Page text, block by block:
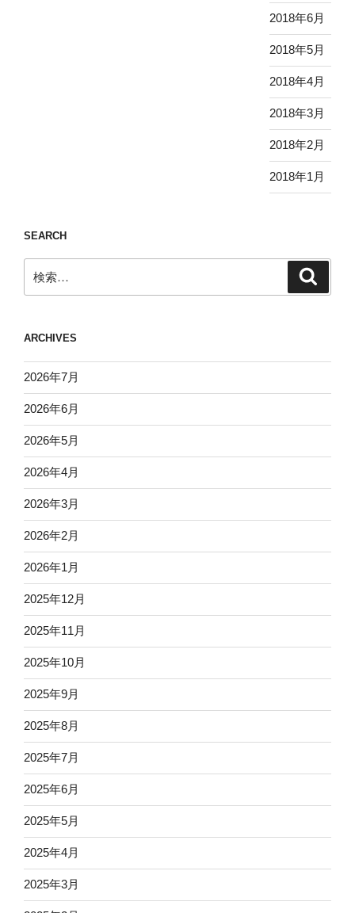
2018年6月
2018年5月
2018年4月
2018年3月
2018年2月
2018年1月
SEARCH
索:
ARCHIVES
2026年7月
2026年6月
2026年5月
2026年4月
2026年3月
2026年2月
2026年1月
2025年12月
2025年11月
2025年10月
2025年9月
2025年8月
2025年7月
2025年6月
2025年5月
2025年4月
2025年3月